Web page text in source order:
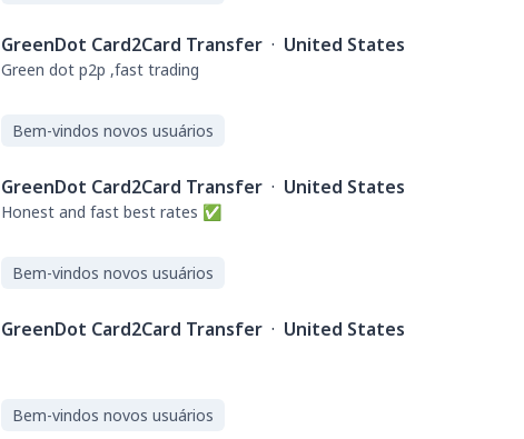
GreenDot Card2Card Transfer · United States
Green dot p2p ,fast trading
Bem-vindos novos usuários
GreenDot Card2Card Transfer · United States
Honest and fast best rates ✅
Bem-vindos novos usuários
GreenDot Card2Card Transfer · United States
Bem-vindos novos usuários